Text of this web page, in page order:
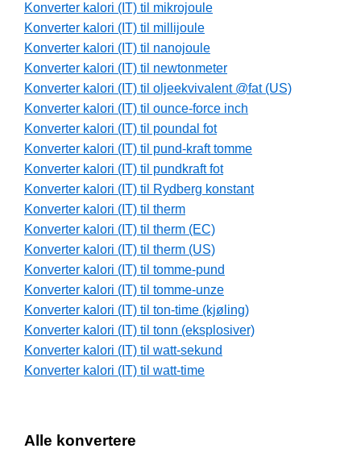
Konverter kalori (IT) til mikrojoule
Konverter kalori (IT) til millijoule
Konverter kalori (IT) til nanojoule
Konverter kalori (IT) til newtonmeter
Konverter kalori (IT) til oljeekvivalent @fat (US)
Konverter kalori (IT) til ounce-force inch
Konverter kalori (IT) til poundal fot
Konverter kalori (IT) til pund-kraft tomme
Konverter kalori (IT) til pundkraft fot
Konverter kalori (IT) til Rydberg konstant
Konverter kalori (IT) til therm
Konverter kalori (IT) til therm (EC)
Konverter kalori (IT) til therm (US)
Konverter kalori (IT) til tomme-pund
Konverter kalori (IT) til tomme-unze
Konverter kalori (IT) til ton-time (kjøling)
Konverter kalori (IT) til tonn (eksplosiver)
Konverter kalori (IT) til watt-sekund
Konverter kalori (IT) til watt-time
Alle konvertere